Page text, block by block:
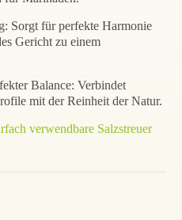
Sorgt für perfekte Harmonie
Gericht zu einem
Balance: Verbindet
mit der Reinheit der Natur.
verwendbare Salzstreuer